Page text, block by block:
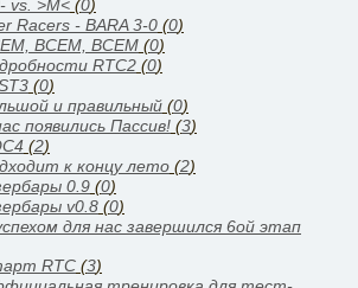
vs. >M< (0)
Racers - BARA 3-0 (0)
ВСЕМ, ВСЕМ (0)
RTC2 (0)
(0)
и правильный (0)
появились Паcсив! (3)
(2)
к концу лето (2)
0.9 (0)
v0.8 (0)
для нас завершился 6ой этап
RTC (3)